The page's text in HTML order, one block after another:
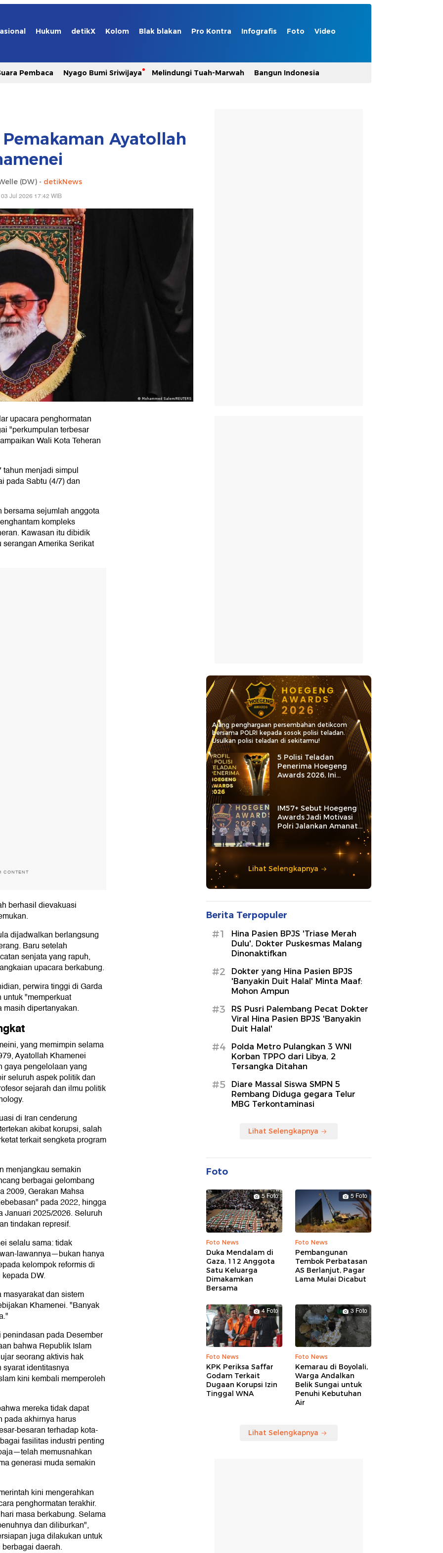
Hukum detikX Kolom Blak blakan Pro Kontra Infografis Foto Video
Pembaca Nyago Bumi Sriwijaya Melindungi Tuah-Marwah Bangun Indonesia
Ayatollah
(DW) - detikNews
Jul 2026 17:42 WIB
upacara penghormatan
"perkumpulan terbesar
Wali Kota Teheran
menjadi simpul
pada Sabtu (4/7) dan
sejumlah anggota
kompleks
Kawasan itu dibidik
Amerika Serikat
CONTENT
berhasil dievakuasi
dijadwalkan berlangsung
Baru setelah
senjata yang rapuh,
upacara berkabung.
perwira tinggi di Garda
"memperkuat
dipertanyakan.
yang memimpin selama
Ayatollah Khamenei
gaya pengelolaan yang
seluruh aspek politik dan
sejarah dan ilmu politik
di Iran cenderung
akibat korupsi, salah
terkait sengketa program
menjangkau semakin
berbagai gelombang
2009, Gerakan Mahsa
pada 2022, hingga
Januari 2025/2026. Seluruh
tindakan represif.
selalu sama: tidak
lawannya—bukan hanya
kelompok reformis di
DW.
dan sistem
Khamenei. "Banyak
pada Desember
bahwa Republik Islam
seorang aktivis hak
syarat identitasnya
kini kembali memperoleh
mereka tidak dapat
pada akhirnya harus
besaran terhadap kota-
fasilitas industri penting
memusnahkan
generasi muda semakin
kini mengerahkan
penghormatan terakhir.
masa berkabung. Selama
dan diliburkan",
juga dilakukan untuk
daerah.
Ajang penghargaan persembahan detikcom
bersama POLRI kepada sosok polisi teladan.
Usulkan polisi teladan di sekitarmu!
5 Polisi Teladan
Penerima Hoegeng
Awards 2026, Ini
Kategori dan Kiprahnya
IM57+ Sebut Hoegeng
Awards Jadi Motivasi
Polri Jalankan Amanat
Lihat Selengkapnya
Berita Terpopuler
#1
Hina Pasien BPJS 'Triase Merah
Dulu', Dokter Puskesmas Malang
Dinonaktifkan
#2
Dokter yang Hina Pasien BPJS
'Banyakin Duit Halal' Minta Maaf:
Mohon Ampun
#3
RS Pusri Palembang Pecat Dokter
Viral Hina Pasien BPJS 'Banyakin
Duit Halal'
#4
Polda Metro Pulangkan 3 WNI
Korban TPPO dari Libya, 2
Tersangka Ditahan
#5
Diare Massal Siswa SMPN 5
Rembang Diduga gegara Telur
MBG Terkontaminasi
Lihat Selengkapnya
Foto
5 Foto
Foto News
Duka Mendalam di
Gaza, 112 Anggota
Satu Keluarga
Dimakamkan
Bersama
5 Foto
Foto News
Pembangunan
Tembok Perbatasan
AS Berlanjut, Pagar
Lama Mulai Dicabut
4 Foto
Foto News
KPK Periksa Saffar
Godam Terkait
Dugaan Korupsi Izin
Tinggal WNA
3 Foto
Foto News
Kemarau di Boyolali,
Warga Andalkan
Belik Sungai untuk
Penuhi Kebutuhan
Air
Lihat Selengkapnya